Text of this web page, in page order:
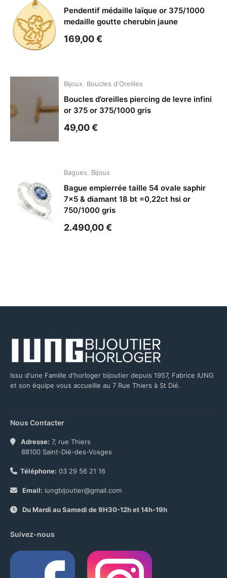
Pendentif médaille laïque or 375/1000
medaille goutte cherubin jaune
169,00€
Bijoux Boucles d'Oreilles
Boucles d’oreilles piercing de levre infini
or 375 or 375/1000 gris
49,00€
Bagues Bijoux
Bague empierrée taille 54 ovale saphir
7×5 & diamant 18 bt =0,22ct hsi or
750/1000 gris
2.490,00€
Issu d'une Famille d'horloger bijoutier depuis 1957, Fabrice IUNG
et son équipe vous accueille au 7 Rue Thiers à St Dié.
Nous Contacter
Adresse: 7, rue Thiers
88100 Saint-Dié-des-Vosges
Téléphone: 03 29 56 21 16
Email: iungbijoutier@gmail.com
Du Mardi au Samedi de 9H30-12h et 14h-19h
Suivez-nous